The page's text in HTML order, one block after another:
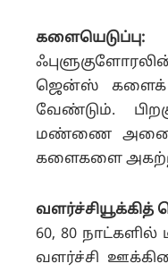
களையெடுப்பு:
ஜென்ஸ் களைக்
வேண்டும்.
மண்ணை
களைகளை
வளர்ச்சியூக்கித்
60, 80
வளர்ச்சி